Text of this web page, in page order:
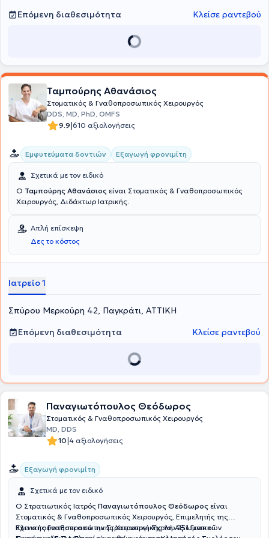
Επόμενη διαθεσιμότητα Κλείσε ραντεβού
Ταμπούρης Αθανάσιος
Στοματικός & Γναθοπροσωπικός Χειρουργός
DDS, MD, PhD, OMFS
9.9|610 αξιολογήσεις
Εμφυτεύματα δοντιών Εξαγωγή φρονιμίτη
Σχετικά με τον ειδικό
Ο Ταμπούρης Αθανάσιος είναι Στοματικός & Γναθοπροσωπικός
Χειρουργός, Διδάκτωρ Ιατρικής.
Απλή επίσκεψη
Δες το κόστος
Ιατρείο 1
Σπύρου Μερκούρη 42, Παγκράτι, ΑΤΤΙΚΗ
Επόμενη διαθεσιμότητα
Κλείσε ραντεβού
Παναγιωτόπουλος Θεόδωρος
Στοματικός & Γναθοπροσωπικός Χειρουργός
MD, DDS
10|4 αξιολογήσεις
Εξαγωγή φρονιμίτη
Σχετικά με τον ειδικό
Ο Στρατιωτικός Ιατρός Παναγιωτόπουλος Θεόδωρος είναι
Στοματικός & Γναθοπροσωπικός Χειρουργός, Επιμελητής της
Κλινικής Γναθοπροσωπικής Χειρουργικής του 251 Γενικού
Έχει αποφοιτήσει από την Στρατιωτική Σχολή Αξιωματικών